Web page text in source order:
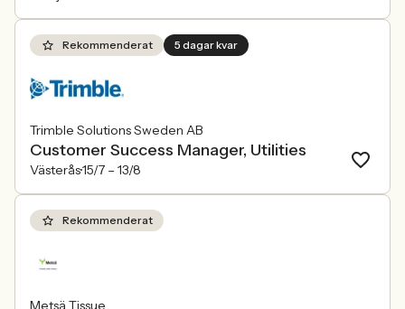
Rekommenderat 5 dagar kvar
Trimble Solutions Sweden AB
Customer Success Manager, Utilities
Västerås15/7 – 13/8
Rekommenderat
Metsä Tissue